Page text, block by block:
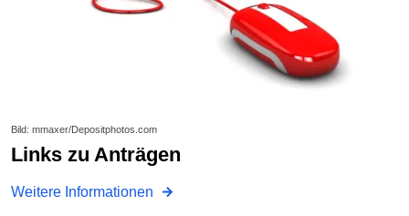
Bild: mmaxer/Depositphotos.com
Links zu Anträgen
Weitere Informationen